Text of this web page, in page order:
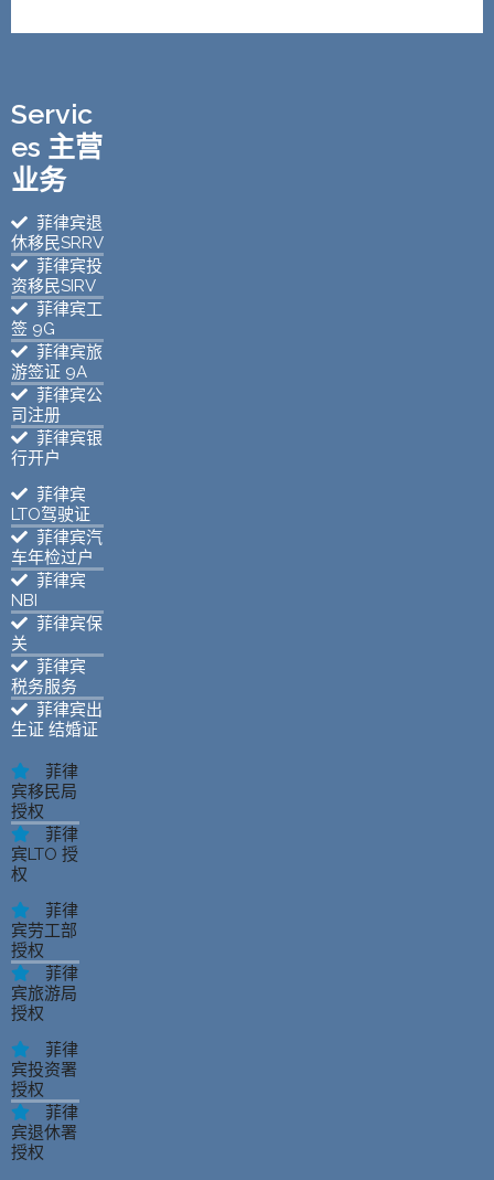
Servic
es 主营
业务
菲律宾退
休移民SRRV
菲律宾投
资移民SIRV
菲律宾工
签 9G
菲律宾旅
游签证 9A
菲律宾公
司注册
菲律宾银
行开户
菲律宾
LTO驾驶证
菲律宾汽
车年检过户
菲律宾
NBI
菲律宾保
关
菲律宾
税务服务
菲律宾出
生证 结婚证
菲律
宾移民局
授权
菲律
宾LTO 授
权
菲律
宾劳工部
授权
菲律
宾旅游局
授权
菲律
宾投资署
授权
菲律
宾退休署
授权